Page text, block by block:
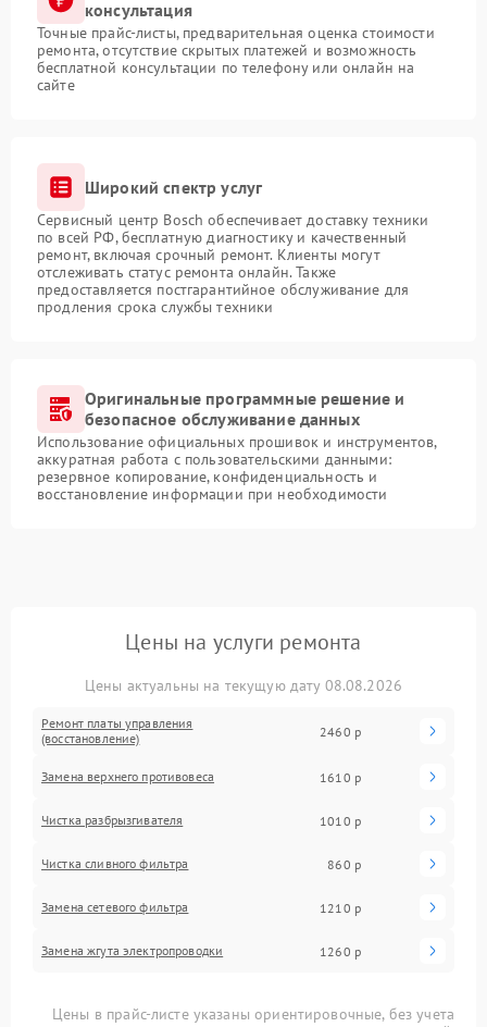
консультация
Точные прайс-листы, предварительная оценка стоимости
ремонта, отсутствие скрытых платежей и возможность
бесплатной консультации по телефону или онлайн на
сайте
Широкий спектр услуг
Сервисный центр Bosch обеспечивает доставку техники
по всей РФ, бесплатную диагностику и качественный
ремонт, включая срочный ремонт. Клиенты могут
отслеживать статус ремонта онлайн. Также
предоставляется постгарантийное обслуживание для
продления срока службы техники
Оригинальные программные решение и
безопасное обслуживание данных
Использование официальных прошивок и инструментов,
аккуратная работа с пользовательскими данными:
резервное копирование, конфиденциальность и
восстановление информации при необходимости
Цены на услуги ремонта
Цены актуальны на текущую дату 08.08.2026
Ремонт платы управления
(восстановление)
2460 р
Замена верхнего противовеса 1610 р
Чистка разбрызгивателя 1010 р
Чистка сливного фильтра 860 р
Замена сетевого фильтра 1210 р
Замена жгута электропроводки 1260 р
Цены в прайс-листе указаны ориентировочные, без учета